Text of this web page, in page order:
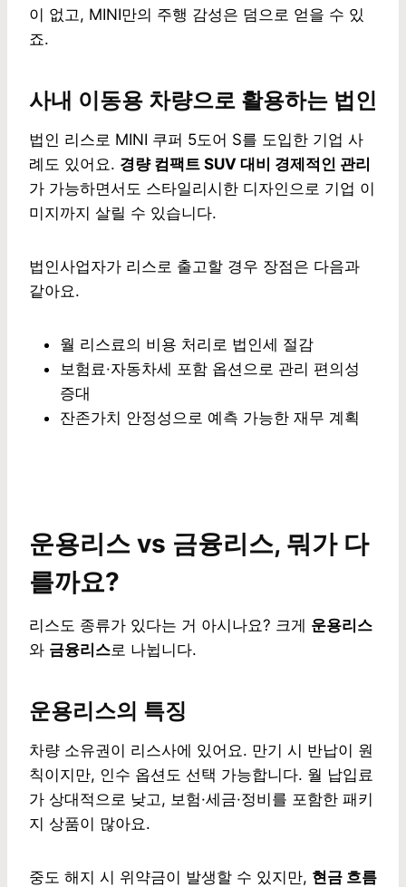
이 없고, MINI만의 주행 감성은 덤으로 얻을 수 있
죠.
사내 이동용 차량으로 활용하는 법인
법인 리스로 MINI 쿠퍼 5도어 S를 도입한 기업 사
례도 있어요. 경량 컴팩트 SUV 대비 경제적인 관리
가 가능하면서도 스타일리시한 디자인으로 기업 이
미지까지 살릴 수 있습니다.
법인사업자가 리스로 출고할 경우 장점은 다음과
같아요.
월 리스료의 비용 처리로 법인세 절감
보험료·자동차세 포함 옵션으로 관리 편의성
증대
잔존가치 안정성으로 예측 가능한 재무 계획
운용리스 vs 금융리스, 뭐가 다
를까요?
리스도 종류가 있다는 거 아시나요? 크게 운용리스
와 금융리스로 나뉩니다.
운용리스의 특징
차량 소유권이 리스사에 있어요. 만기 시 반납이 원
칙이지만, 인수 옵션도 선택 가능합니다. 월 납입료
가 상대적으로 낮고, 보험·세금·정비를 포함한 패키
지 상품이 많아요.
중도 해지 시 위약금이 발생할 수 있지만, 현금 흐름